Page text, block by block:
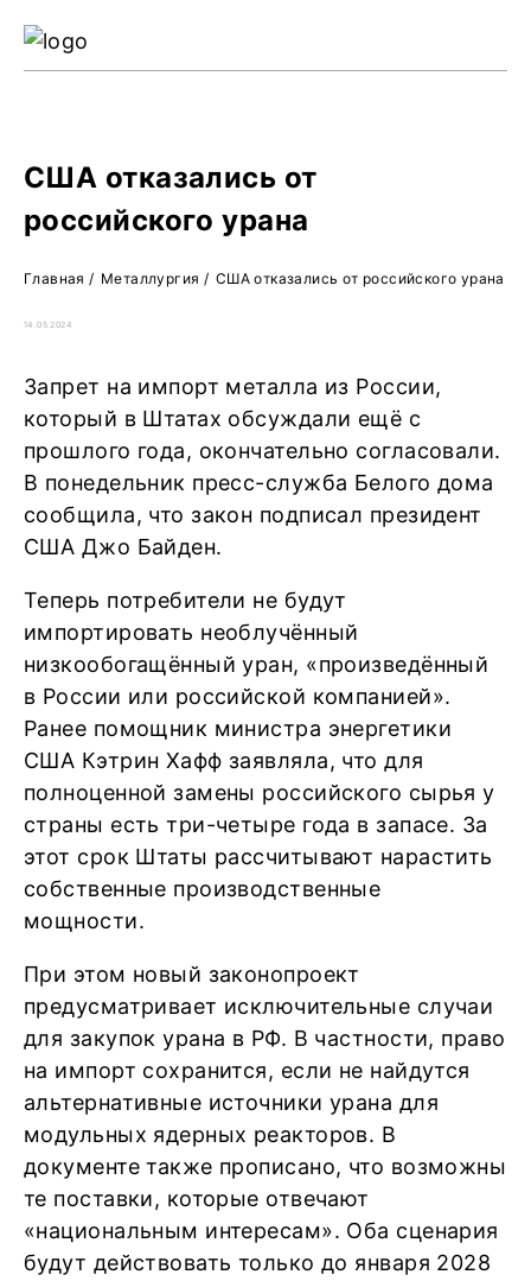
США отказались от
российского урана
Главная / Металлургия / США отказались от российского урана
14.05.2024
Запрет на импорт металла из России,
который в Штатах обсуждали ещё с
прошлого года, окончательно согласовали.
В понедельник пресс-служба Белого дома
сообщила, что закон подписал президент
США Джо Байден.
Теперь потребители не будут
импортировать необлучённый
низкообогащённый уран, «произведённый
в России или российской компанией».
Ранее помощник министра энергетики
США Кэтрин Хафф заявляла, что для
полноценной замены российского сырья у
страны есть три-четыре года в запасе. За
этот срок Штаты рассчитывают нарастить
собственные производственные
мощности.
При этом новый законопроект
предусматривает исключительные случаи
для закупок урана в РФ. В частности, право
на импорт сохранится, если не найдутся
альтернативные источники урана для
модульных ядерных реакторов. В
документе также прописано, что возможны
те поставки, которые отвечают
«национальным интересам». Оба сценария
будут действовать только до января 2028